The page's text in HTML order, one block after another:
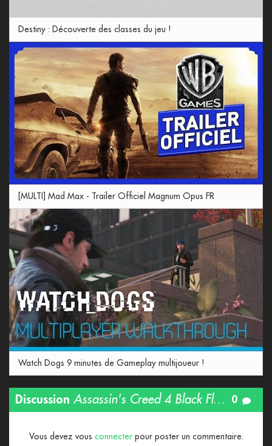
Destiny : Découverte des classes du jeu !
[MULTI] Mad Max - Trailer Officiel Magnum Opus FR
Watch Dogs 9 minutes de Gameplay multijoueur !
0
Discussion Assassin's Creed 4 Black Flag - 13 minutes de gameplay dans les Caraïbes - FR OFFICIEL
Vous devez vous connecterpour poster un commentaire.